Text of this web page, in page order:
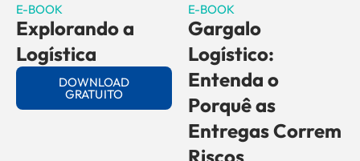
E-BOOK
Explorando a
Logística
DOWNLOAD
GRATUITO
E-BOOK
Gargalo
Logístico:
Entenda o
Porquê as
Entregas Correm
Riscos